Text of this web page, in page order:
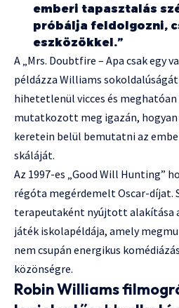
emberi tapasztalás
próbálja feldolgozni,
eszközökkel.”
A „Mrs. Doubtfire – Apa csak egy
példázza Williams
hihetetlenül vicces és
mutatkozott meg igazán,
keretein belül bemutatni az
skáláját.
Az 1997-es „Good Will Hunting”
régóta megérdemelt Oscar-díjat.
terapeutaként nyújtott alakítása
játék iskolapéldája, amely
nem csupán energikus
közönségre.
Robin Williams